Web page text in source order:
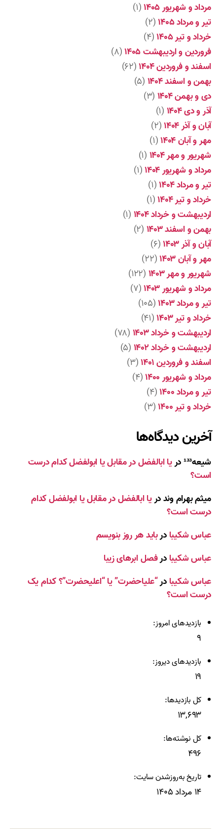
مرداد و شهریور ۱۴۰۵
(۱)
تیر و مرداد ۱۴۰۵
(۲)
خرداد و تیر ۱۴۰۵
(۴)
فروردین و اردیبهشت ۱۴۰۵
(۸)
اسفند و فروردین ۱۴۰۴
(۶۲)
بهمن و اسفند ۱۴۰۴
(۵)
دی و بهمن ۱۴۰۴
(۳)
آذر و دی ۱۴۰۴
(۱)
آبان و آذر ۱۴۰۴
(۲)
مهر و آبان ۱۴۰۴
(۱)
شهریور و مهر ۱۴۰۴
(۱)
مرداد و شهریور ۱۴۰۴
(۱)
تیر و مرداد ۱۴۰۴
(۱)
خرداد و تیر ۱۴۰۴
(۱)
اردیبهشت و خرداد ۱۴۰۴
(۱)
بهمن و اسفند ۱۴۰۳
(۲)
آبان و آذر ۱۴۰۳
(۶)
مهر و آبان ۱۴۰۳
(۲۲)
شهریور و مهر ۱۴۰۳
(۱۲۲)
مرداد و شهریور ۱۴۰۳
(۷)
تیر و مرداد ۱۴۰۳
(۱۰۵)
خرداد و تیر ۱۴۰۳
(۴۱)
اردیبهشت و خرداد ۱۴۰۳
(۷۸)
اردیبهشت و خرداد ۱۴۰۲
(۵)
اسفند و فروردین ۱۴۰۱
(۳)
مرداد و شهریور ۱۴۰۰
(۴)
تیر و مرداد ۱۴۰۰
(۴)
خرداد و تیر ۱۴۰۰
(۳)
آخرین دیدگاه‌ها
شیعه¹³³ دریا ابالفضل در مقابل یا ابولفضل کدام درست
است؟
میثم بهرام ونددریا ابالفضل در مقابل یا ابولفضل کدام
درست است؟
عباس شکیبا درباید هر روز بنویسم
عباس شکیبا درفصل ابرهای زیبا
عباس شکیبا در“علیاحضرت” یا “اعلیحضرت”؟ کدام یک
درست است؟
بازدیدهای امروز:
۹
بازدیدهای دیروز:
۱۹
کل بازدیدها:
۱۳,۶۹۳
کل نوشته‌ها:
۴۹۶
تاریخ به‌روزشدن سایت:
۱۴ مرداد ۱۴۰۵